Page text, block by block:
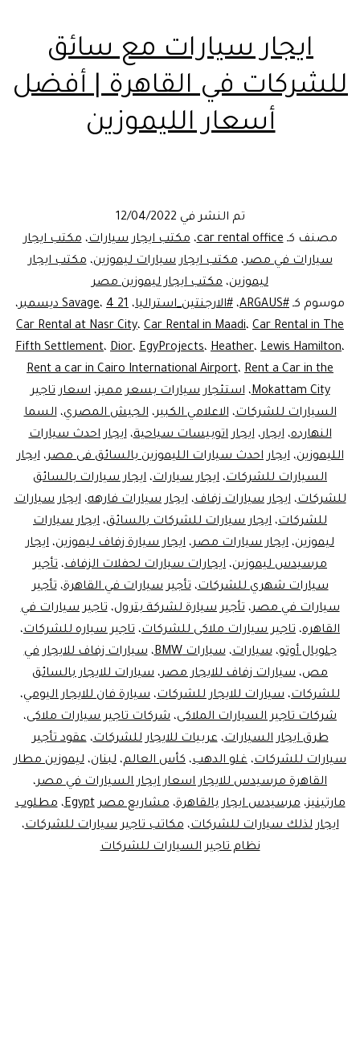
ايجار سيارات مع سائق
للشركات في القاهرة | أفضل
أسعار الليموزين
تم النشر في 12/04/2022
مصنف كـcar rental office،مكتب ايجار سيارات،مكتب ايجار
سيارات في مصر،مكتب ايجار سيارات ليموزين،مكتب ايجار
ليموزين، مكتب ايجار ليموزين مصر
موسوم كـ #ARGAUS ، #الارجنتين_استراليا، 21 Savage ، 4 ديسمبر
،
Car Rental at Nasr City، Car Rental in Maadi، Car Rental in The
Fifth Settlement، Dior، EgyProjects، Heather، Lewis Hamilton،
Rent a car in Cairo International Airport، Rent a Car in the
Mokattam City،استئجار سيارات بسعر مميز،اسعار تاجير
السيارات للشركات،الاعلامي الكبير،الجيش المصري،السما
النهارده،ايجار،ايجار اتوبيسات سياحية،ايجار احدث سيارات
الليموزين،ايجار احدث سيارات الليموزين بالسائق فى مصر،ايجار
السيارات للشركات، ايجار سيارات، ايجار سيارات بالسائق
للشركات،ايجار سيارات زفاف،ايجار سيارات فارهه،ايجار سيارات
للشركات، ايجار سيارات للشركات بالسائق، ايجار سيارات
ليموزين، ايجار سيارات مصر، ايجار سيارة زفاف ليموزين، ايجار
مرسيدس ليموزين، ايجارات سيارات لحفلات الزفاف، تأجير
سيارات شهري للشركات،تأجير سيارات في القاهرة،تأجير
سيارات في مصر،تأجير سيارة لشركة بترول،تاجير سيارات في
القاهره، تاجير سيارات ملاكى للشركات، تاجير سياره للشركات،
جلوبال أوتو،سيارات،سيارات BMW ،سيارات زفاف للايجار في
مص، سيارات زفاف للايجار مصر، سيارات للايجار بالسائق
للشركات، سيارات للايجار للشركات، سيارة فان للايجار اليومي،
شركات تاجير السيارات الملاكى، شركات تاجير سيارات ملاكى،
طرق ايجار السيارات،عربيات للايجار للشركات،عقود تأجير
سيارات للشركات، غلو الدهب، كأس العالم، لبنان، ليموزين مطار
القاهرة مرسيدس للايجار اسعار ايجار السيارات في مصر،
مارتينيز،مرسيدس ايجار بالقاهرة،مشاريع مصر Egypt ،مطلوب
ايجار لذلك سيارات للشركات،مكاتب تاجير سيارات للشركات،
نظام تاجير السيارات للشركات